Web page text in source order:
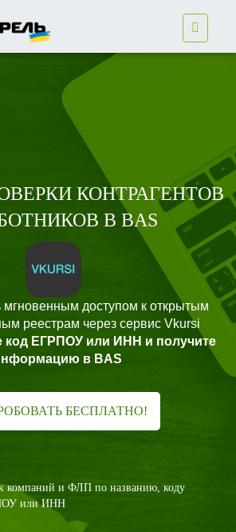
КОНТРАГЕНТОВ
В BAS
мгновенным доступом к открытым
реестрам через сервис Vkursi
код ЕГРПОУ или ИНН и получите
в BAS
БЕСПЛАТНО!
компаний и ФЛП по названию, коду
или ИНН